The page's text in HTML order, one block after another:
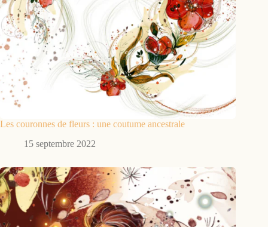
Les couronnes de fleurs : une coutume ancestrale
15 septembre 2022